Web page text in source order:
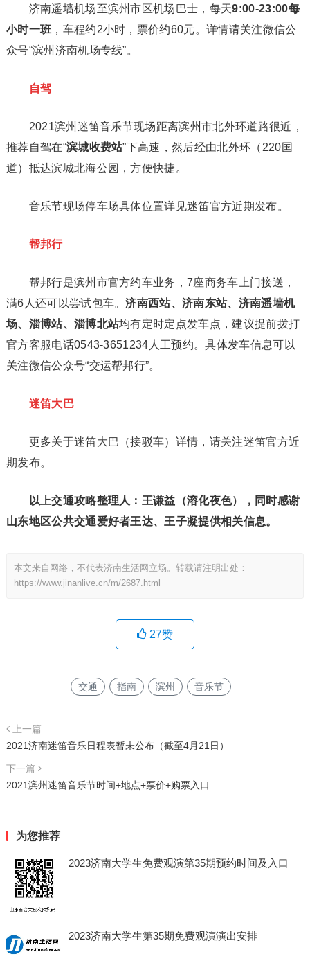
济南遥墙机场至滨州市区机场巴士，每天9:00-23:00每
小时一班 ，车程约2小时，票价约60元。详情请关注微信公
众号“滨州济南机场专线”。
自驾
2021滨州迷笛音乐节现场距离滨州市北外环道路很近，
推荐自驾在“滨城收费站”下高速，然后经由北外环（220国
道）抵达滨城北海公园，方便快捷。
音乐节现场停车场具体位置详见迷笛官方近期发布。
帮邦行
帮邦行是滨州市官方约车业务，7座商务车上门接送，
满6人还可以尝试包车。济南西站、济南东站、济南遥墙机
场、淄博站、淄博北站均有定时定点发车点，建议提前拨打
官方客服电话0543-3651234人工预约。具体发车信息可以
关注微信公众号“交运帮邦行”。
迷笛大巴
更多关于迷笛大巴（接驳车）详情，请关注迷笛官方近
期发布。
以上交通攻略整理人：王谦益（溶化夜色）， 同时感谢
山东地区公共交通爱好者王达、王子凝提供相关信息。
本文来自网络，不代表济南生活网立场。转载请注明出处：
https://www.jinanlive.cn/m/2687.html
27赞
交通 指南 滨州 音乐节
上一篇
2021济南迷笛音乐日程表暂未公布（截至4月21日）
下一篇
2021滨州迷笛音乐节时间+地点+票价+购票入口
为您推荐
2023济南大学生免费观演第35期预约时间及入口
2023济南大学生第35期免费观演演出安排